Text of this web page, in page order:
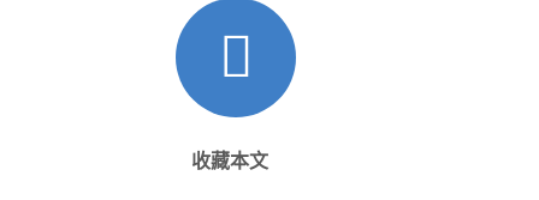
收藏本文